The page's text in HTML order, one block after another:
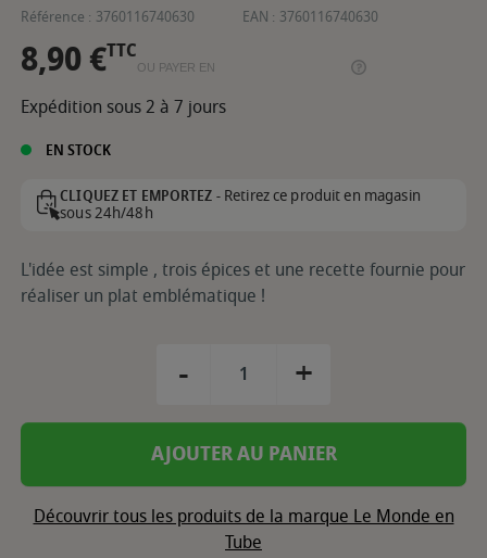
Référence : 3760116740630 EAN : 3760116740630
8,90 €TTC
OU PAYER EN
Expédition sous 2 à 7 jours
EN STOCK
CLIQUEZ ET EMPORTEZ -Retirez ce produit en magasin
sous 24h/48h
L'idée est simple , trois épices et une recette fournie pour
réaliser un plat emblématique !
- +
AJOUTER AU PANIER
Découvrir tous les produits de la marque Le Monde en
Tube